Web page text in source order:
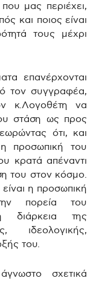
μας περιέχει,
και ποιος είναι
τους μέχρι
επανέρχονται
τον συγγραφέα,
κ.Λογοθέτη να
στάση ως προς
ότι, και
προσωπική του
κρατά απέναντι
του στον κόσμο.
η προσωπική
πορεία του
της
ιδεολογικής,
του.
σχετικά